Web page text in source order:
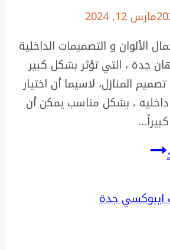
مارس 12, 2024
الألوان و التصميمات الداخلية
جدة ، التي تؤثر بشكل كبير
المنازل، لاسيما أن اختيار
داخليه ، بشكل مناسب يمكن أن
معلم
جدة
ت: